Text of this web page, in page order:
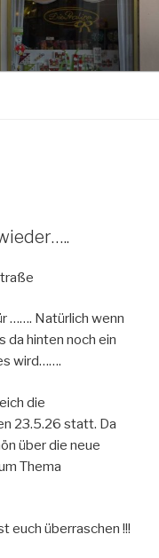
……. Natürlich wenn
da hinten noch ein
wird…….
die
23.5.26 statt. Da
über die neue
Thema
euch überraschen !!!